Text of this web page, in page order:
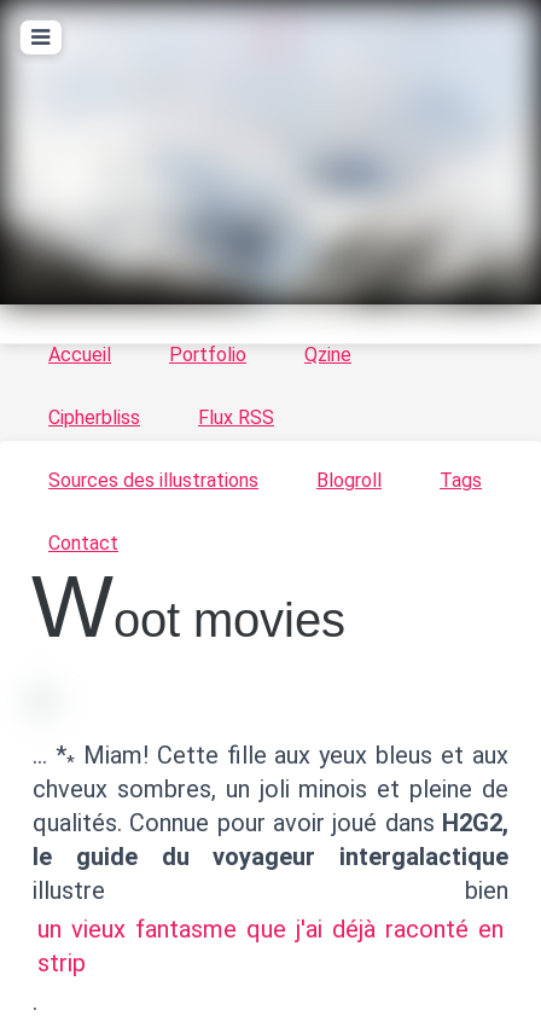
Le vortex à chats - Illustrations, trucs en tout
genre par Tykayn
Accueil Portfolio Qzine
Cipherbliss Flux RSS
Sources des illustrations Blogroll Tags
Contact
woot movies
… **Miam! Cette fille aux yeux bleus et aux
chveux sombres, un joli minois et pleine de
qualités. Connue pour avoir joué dans H2G2,
le guide du voyageur intergalactique
illustre bien
un vieux fantasme que j'ai déjà raconté en
strip
.